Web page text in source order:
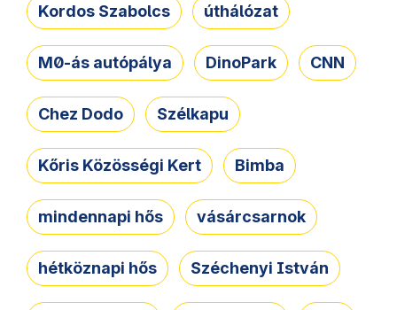
Kordos Szabolcs úthálózat
M0-ás autópálya DinoPark CNN
Chez Dodo Szélkapu
Kőris Közösségi Kert Bimba
mindennapi hős vásárcsarnok
hétköznapi hős Széchenyi István